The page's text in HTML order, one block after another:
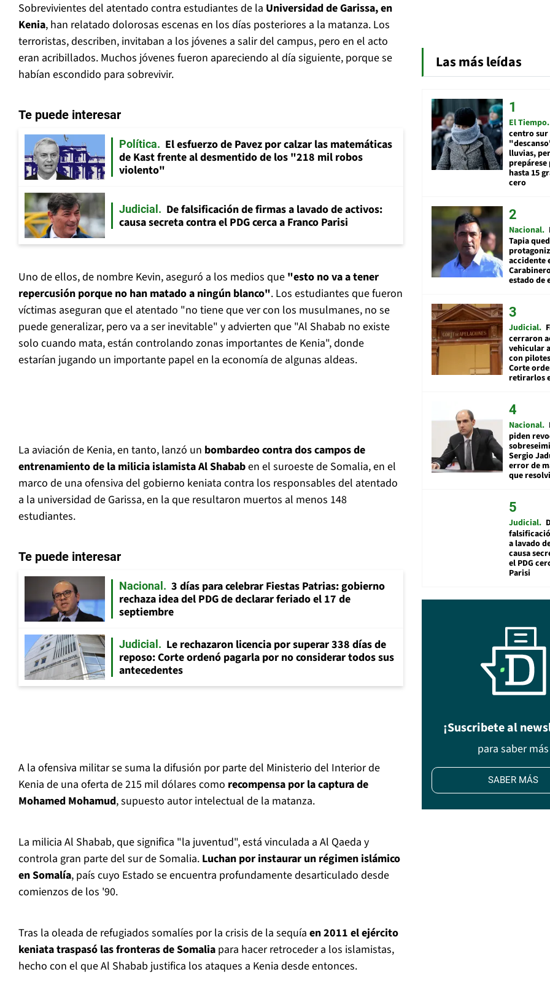
Sobrevivientes del atentado contra estudiantes de la Universidad de Garissa, en
Kenia, han relatado dolorosas escenas en los días posteriores a la matanza. Los
terroristas, describen, invitaban a los jóvenes a salir del campus, pero en el acto
eran acribillados. Muchos jóvenes fueron apareciendo al día siguiente, porque se
habían escondido para sobrevivir.
Te puede interesar
Política
El esfuerzo de Pavez por calzar las matemáticas
de Kast frente al desmentido de los "218 mil robos
violento"
Judicial
De falsificación de firmas a lavado de activos:
causa secreta contra el PDG cerca a Franco Parisi
Uno de ellos, de nombre Kevin, aseguró a los medios que "esto no va a tener
repercusión porque no han matado a ningún blanco". Los estudiantes que fueron
víctimas aseguran que el atentado "no tiene que ver con los musulmanes, no se
puede generalizar, pero va a ser inevitable" y advierten que "Al Shabab no existe
solo cuando mata, están controlando zonas importantes de Kenia", donde
estarían jugando un importante papel en la economía de algunas aldeas.
La aviación de Kenia, en tanto, lanzó un bombardeo contra dos campos de
entrenamiento de la milicia islamista Al Shababen el suroeste de Somalia, en el
marco de una ofensiva del gobierno keniata contra los responsables del atentado
a la universidad de Garissa, en la que resultaron muertos al menos 148
estudiantes.
Te puede interesar
Nacional
3 días para celebrar Fiestas Patrias: gobierno
rechaza idea del PDG de declarar feriado el 17 de
septiembre
Judicial
Le rechazaron licencia por superar 338 días de
reposo: Corte ordenó pagarla por no considerar todos sus
antecedentes
A la ofensiva militar se suma la difusión por parte del Ministerio del Interior de
Kenia de una oferta de 215 mil dólares como recompensa por la captura de
Mohamed Mohamud, supuesto autor intelectual de la matanza.
La milicia Al Shabab, que significa "la juventud", está vinculada a Al Qaeda y
controla gran parte del sur de Somalia. Luchan por instaurar un régimen islámico
en Somalía, país cuyo Estado se encuentra profundamente desarticulado desde
comienzos de los '90.
Tras la oleada de refugiados somalíes por la crisis de la sequía en 2011 el ejército
keniata traspasó las fronteras de Somalia para hacer retroceder a los islamistas,
hecho con el que Al Shabab justifica los ataques a Kenia desde entonces.
Las más leídas
El Tiempo
centro
lluvias,
hasta 15
cero
Nacional
Tapia
accidente
estado de
Judicial
cerraron
vehicular
con
Corte
retirarlos
Nacional
piden
Sergio
error de
que
Judicial
a lavado
causa
el PDG
Parisi
¡Suscribete al
para saber más
SABER MÁS